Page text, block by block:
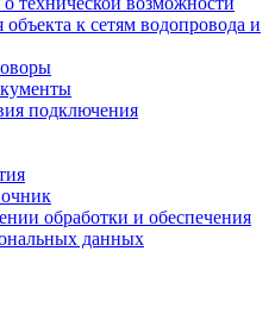
к сетям водопровода и
подключения
обработки и обеспечения
данных